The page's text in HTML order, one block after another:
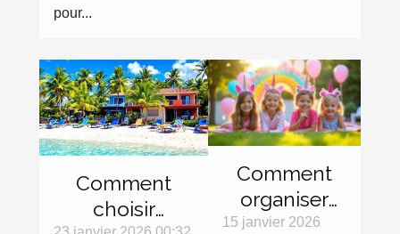
pour...
Comment
choisir
Comment
organiser
une fête
15 janvier 2026